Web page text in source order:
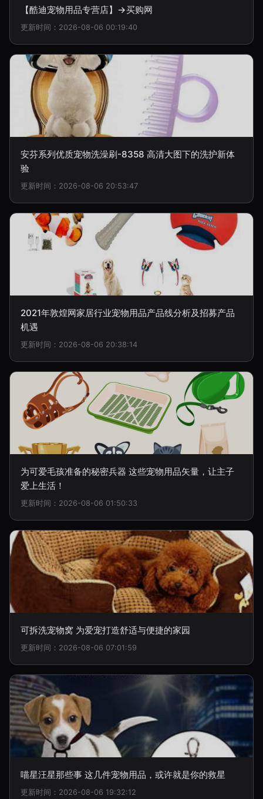
【酷迪宠物用品专营店】→买购网
更新时间：2026-08-06 00:19:40
安芬系列优质宠物洗澡刷-8358 高清大图下的洗护新体
验
更新时间：2026-08-06 20:53:47
2021年敦煌网家居行业宠物用品产品线分析及招募产品
机遇
更新时间：2026-08-06 20:38:14
为可爱毛孩准备的秘密兵器 这些宠物用品矢量，让主子
爱上生活！
更新时间：2026-08-06 01:50:33
可拆洗宠物窝 为爱宠打造舒适与便捷的家园
更新时间：2026-08-06 07:01:59
喵星汪星那些事 这几件宠物用品，或许就是你的救星
更新时间：2026-08-06 19:32:12